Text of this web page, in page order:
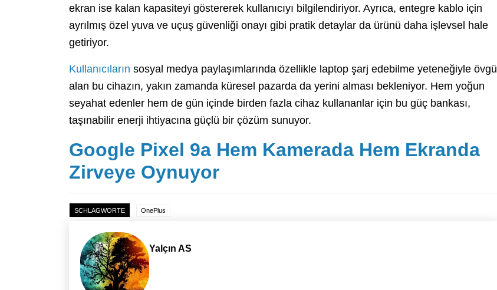
ekran ise kalan kapasiteyi göstererek kullanıcıyı bilgilendiriyor. Ayrıca, entegre kablo için
ayrılmış özel yuva ve uçuş güvenliği onayı gibi pratik detaylar da ürünü daha işlevsel hale
getiriyor.
Kullanıcıların sosyal medya paylaşımlarında özellikle laptop şarj edebilme yeteneğiyle övgü
alan bu cihazın, yakın zamanda küresel pazarda da yerini alması bekleniyor. Hem yoğun
seyahat edenler hem de gün içinde birden fazla cihaz kullananlar için bu güç bankası,
taşınabilir enerji ihtiyacına güçlü bir çözüm sunuyor.
Google Pixel 9a Hem Kamerada Hem Ekranda
Zirveye Oynuyor
SCHLAGWORTE OnePlus
Yalçın AS